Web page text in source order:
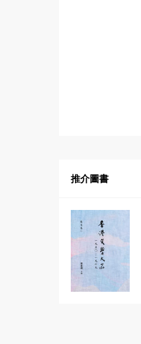
推介圖書